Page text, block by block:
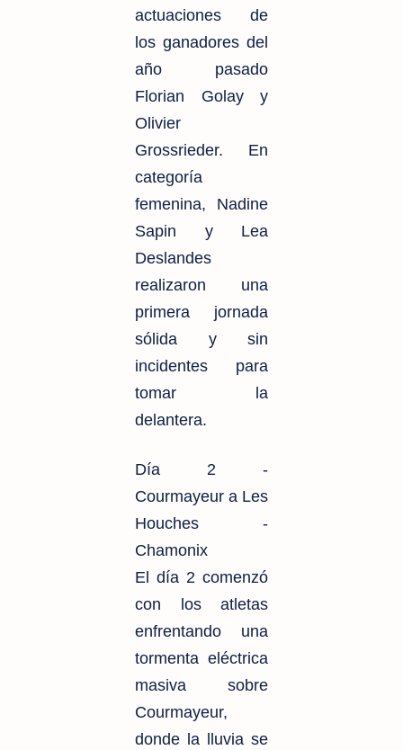
actuaciones de
los ganadores del
año pasado
Florian Golay y
Olivier
Grossrieder. En
categoría
femenina, Nadine
Sapin y Lea
Deslandes
realizaron una
primera jornada
sólida y sin
incidentes para
tomar la
delantera.
Día 2 -
Courmayeur a Les
Houches -
Chamonix
El día 2 comenzó
con los atletas
enfrentando una
tormenta eléctrica
masiva sobre
Courmayeur,
donde la lluvia se